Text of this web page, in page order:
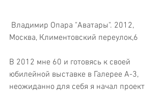
Москва, Климентовский переулок,6
В 2012 мне 60 и готовясь к своей
юбилейной выставке в Галерее А-3,
неожиданно для себя я начал проект